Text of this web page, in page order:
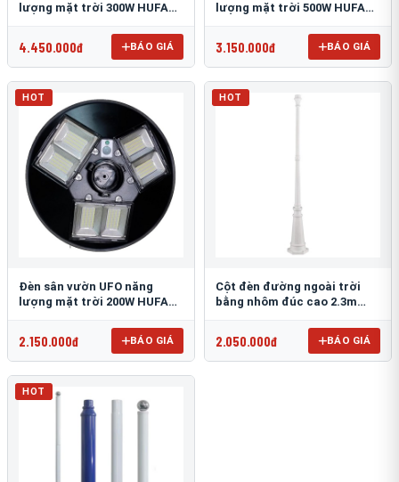
lượng mặt trời 300W HUFA
4.450.000đ BÁO GIÁ
lượng mặt trời 500W HUFA
3.150.000đ BÁO GIÁ
HOT
Đèn sân vườn UFO năng
lượng mặt trời 200W HUFA
2.150.000đ BÁO GIÁ
HOT
Cột đèn đường ngoài trời
bằng nhôm đúc cao 2.3m
2.050.000đ BÁO GIÁ
HOT